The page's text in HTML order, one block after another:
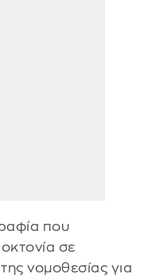
που
σε
νομοθεσίας για